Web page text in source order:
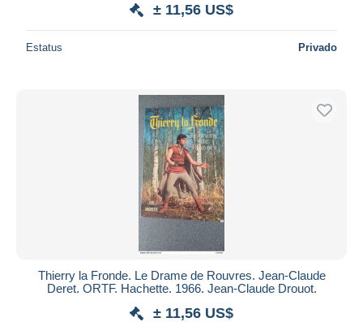
± 11,56 US$
Estatus Privado
Thierry la Fronde. Le Drame de Rouvres. Jean-Claude
Deret. ORTF. Hachette. 1966. Jean-Claude Drouot.
± 11,56 US$